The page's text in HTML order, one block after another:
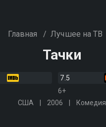
Главная / Лучшее на ТВ
Тачки
7.5
6+
США
2006 Комедия